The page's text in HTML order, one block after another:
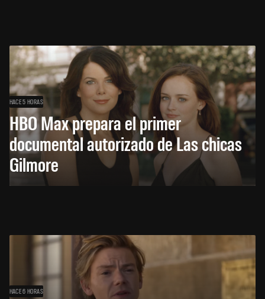
HACE 5 HORAS
HBO Max prepara el primer
documental autorizado de Las chicas
Gilmore
HACE 6 HORAS